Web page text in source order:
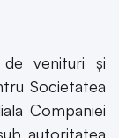
venituri și
Societatea
Companiei
autoritatea